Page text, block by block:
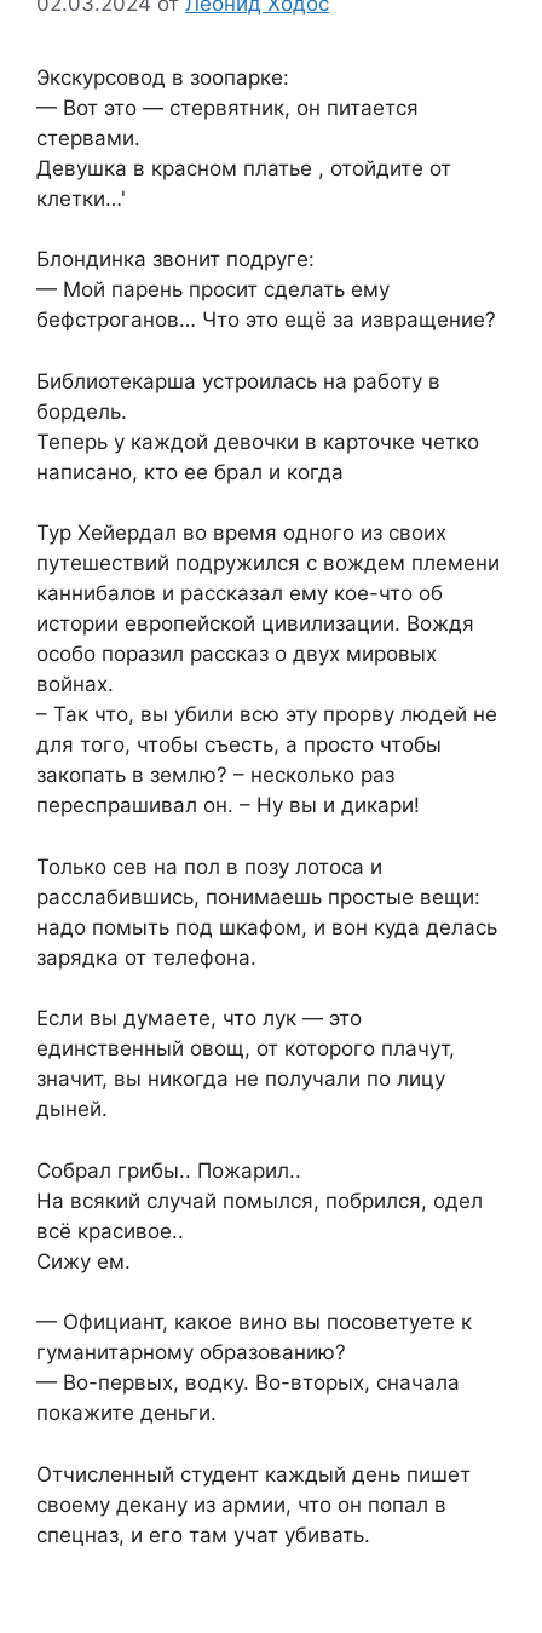
Экскурсовод в зоопарке:
— Вот это — стервятник, он питается
стервами.
Девушка в красном платье , отойдите от
клетки…'
Блондинка звонит подруге:
— Мой парень просит сделать ему
бефстроганов… Что это ещё за извращение?
Библиотекарша устроилась на работу в
бордель.
Теперь у каждой девочки в карточке четко
написано, кто ее брал и когда
Тур Хейердал во время одного из своих
путешествий подружился с вождем племени
каннибалов и рассказал ему кое-что об
истории европейской цивилизации. Вождя
особо поразил рассказ о двух мировых
войнах.
– Так что, вы убили всю эту прорву людей не
для того, чтобы съесть, а просто чтобы
закопать в землю? – несколько раз
переспрашивал он. – Ну вы и дикари!
Только сев на пол в позу лотоса и
расслабившись, понимаешь простые вещи:
надо помыть под шкафом, и вон куда делась
зарядка от телефона.
Если вы думаете, что лук — это
единственный овощ, от которого плачут,
значит, вы никогда не получали по лицу
дыней.
Собрал грибы.. Пожарил..
На всякий случай помылся, побрился, одел
всё красивое..
Сижу ем.
— Официант, какое вино вы посоветуете к
гуманитарному образованию?
— Во-первых, водку. Во-вторых, сначала
покажите деньги.
Отчисленный студент каждый день пишет
своему декану из армии, что он попал в
спецназ, и его там учат убивать.